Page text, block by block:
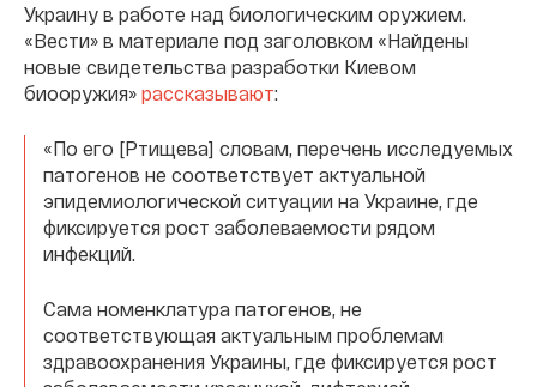
Украину в работе над биологическим оружием.
«Вести» в материале под заголовком «Найдены
новые свидетельства разработки Киевом
биооружия» рассказывают:
«По его [Ртищева] словам, перечень исследуемых
патогенов не соответствует актуальной
эпидемиологической ситуации на Украине, где
фиксируется рост заболеваемости рядом
инфекций.
Сама номенклатура патогенов, не
соответствующая актуальным проблемам
здравоохранения Украины, где фиксируется рост